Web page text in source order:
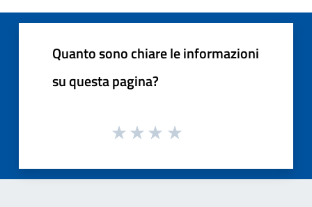
Quanto sono chiare le informazioni
su questa pagina?